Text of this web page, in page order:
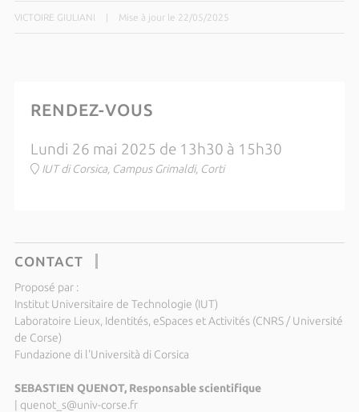
VICTOIRE GIULIANI Mise à jour le 22/05/2025
RENDEZ-VOUS
Lundi 26 mai 2025 de 13h30 à 15h30
IUT di Corsica, Campus Grimaldi, Corti
CONTACT
Proposé par :
Institut Universitaire de Technologie (IUT)
Laboratoire Lieux, Identités, eSpaces et Activités (CNRS / Université
de Corse)
Fundazione di l'Università di Corsica
SEBASTIEN QUENOT, Responsable scientifique
| quenot_s@univ-corse.fr